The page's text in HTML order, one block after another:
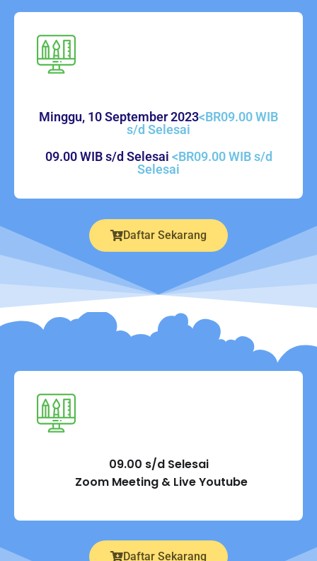
Minggu, 10 September 2023<BR09.00 WIB
s/d Selesai
09.00 WIB s/d Selesai <BR09.00 WIB s/d
Selesai
Daftar Sekarang
09.00 s/d Selesai
Zoom Meeting & Live Youtube
Daftar Sekarang